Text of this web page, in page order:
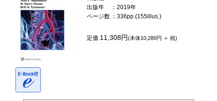
出版年
：2019年
ページ数 ：336pp.(155illus.)
定価 11,308円(本体10,280円 ＋ 税)